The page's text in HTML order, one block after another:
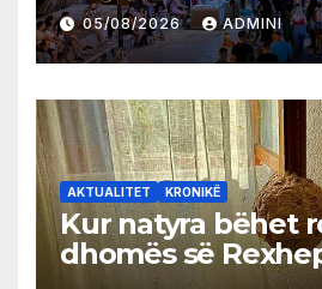
05/08/2026 ADMINI
AKTUALITET KRONIKË
Kur natyra bëhet
dhomës së